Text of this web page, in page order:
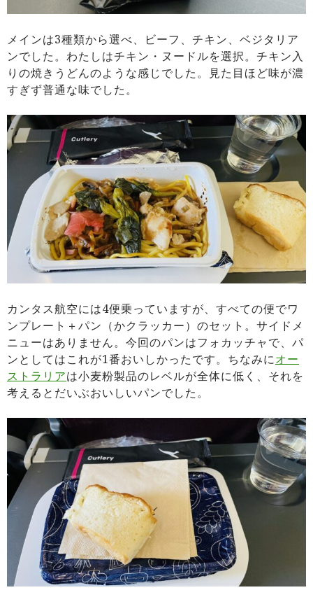
メインは3種類から選べ、ビーフ、チキン、ベジタリア
ンでした。わたしはチキン・ヌードルを選択。チキン入
りの焼きうどんのような感じでした。見た目ほど味が濃
すぎず普通な味でした。
カンタス航空には4便乗っていますが、すべての便でワ
ンプレート＋パン（かクラッカー）のセット。サイドメ
ニューはありません。今回のパンはフォカッチャで、パ
ンとしてはこれが1番おいしかったです。ちなみにオー
ストラリアは小麦粉製品のレベルが全体に低く、それを
考えるとだいぶおいしいパンでした。